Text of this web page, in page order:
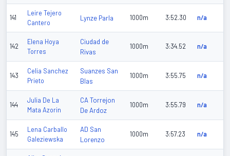
141
Leire Tejero
Cantero
Lynze Parla 1000m 3:52.30 n/a
142
Elena Hoya
Torres
Ciudad de
Rivas
1000m 3:34.52 n/a
143
Celia Sanchez
Prieto
Suanzes San
Blas
1000m 3:55.75 n/a
144
Julia De La
Mata Azorin
CA Torrejon
De Ardoz
1000m 3:55.79 n/a
145
Lena Carballo
Galeziewska
AD San
Lorenzo
1000m 3:57.23 n/a